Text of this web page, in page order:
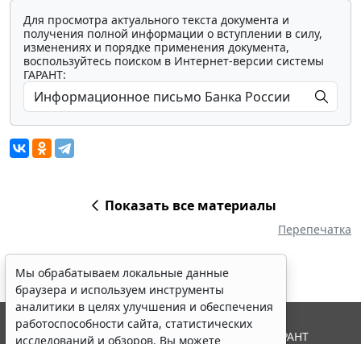
Для просмотра актуального текста документа и
получения полной информации о вступлении в силу,
изменениях и порядке применения документа,
воспользуйтесь поиском в Интернет-версии системы
ГАРАНТ:
Показать все материалы
Перепечатка
Мы обрабатываем локальные данные
браузера и используем инструменты
аналитики в целях улучшения и обеспечения
работоспособности сайта, статистических
исследований и обзоров. Вы можете
© ООО "НПП "ГАРАНТ-СЕРВИС", 2026. Система ГАРАНТ